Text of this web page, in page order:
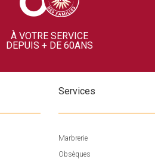
À VOTRE SERVICE
DEPUIS + DE 60ANS
Services
Marbrerie
Obsèques